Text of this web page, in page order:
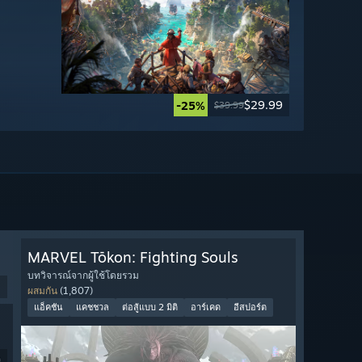
-25% $39.99$29.99
MARVEL Tōkon: Fighting Souls
บทวิจารณ์จากผู้ใช้โดยรวม
ผสมกัน (1,807)
แอ็คชัน แคชชวล ต่อสู้แบบ 2 มิติ อาร์เคด อีสปอร์ต